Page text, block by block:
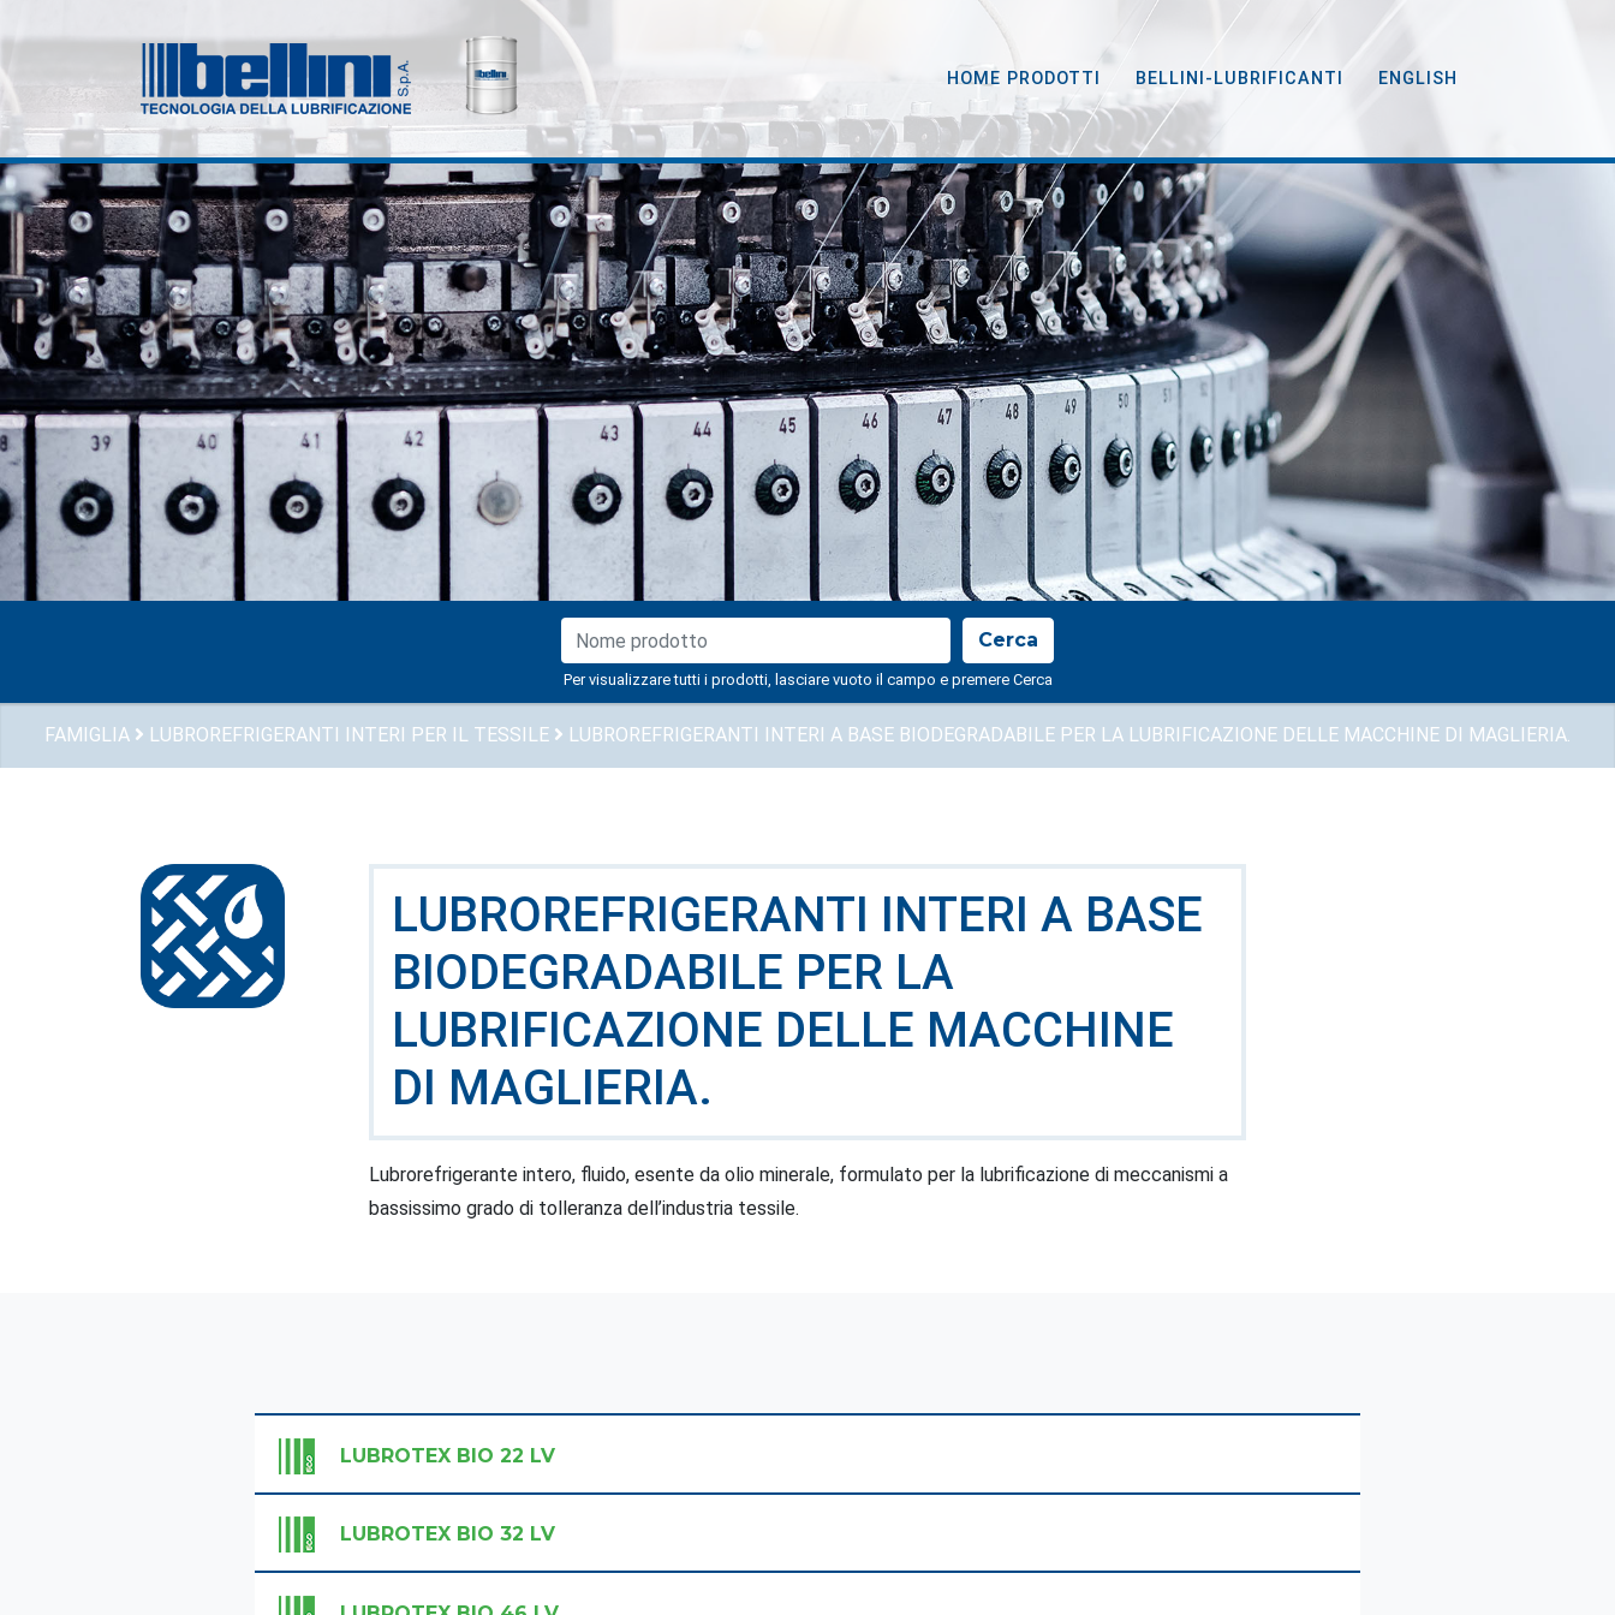
HOME PRODOTTI BELLINI-LUBRIFICANTI ENGLISH
Cerca
Per visualizzare tutti i prodotti, lasciare vuoto il campo e premere Cerca
FAMIGLIA LUBROREFRIGERANTI INTERI PER IL TESSILE LUBROREFRIGERANTI INTERI A BASE BIODEGRADABILE PER LA LUBRIFICAZIONE DELLE MACCHINE DI MAGLIERIA.
LUBROREFRIGERANTI INTERI A BASE
BIODEGRADABILE PER LA
LUBRIFICAZIONE DELLE MACCHINE
DI MAGLIERIA.
Lubrorefrigerante intero, fluido, esente da olio minerale, formulato per la lubrificazione di meccanismi a
bassissimo grado di tolleranza dell’industria tessile.
LUBROTEX BIO 22 LV
LUBROTEX BIO 32 LV